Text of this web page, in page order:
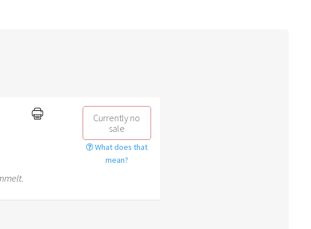
Currently no
sale
What does that
mean?